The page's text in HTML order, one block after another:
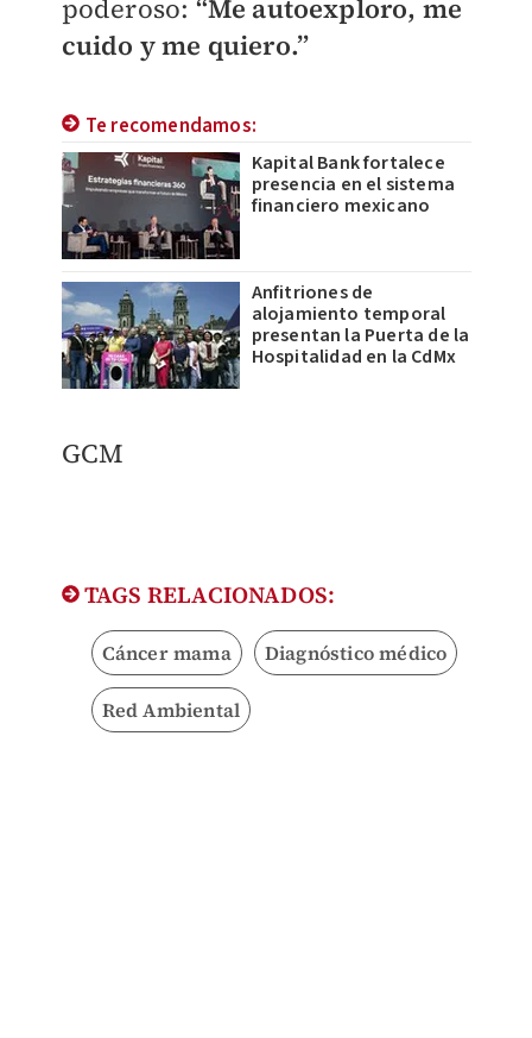
poderoso: “Me autoexploro, me
cuido y me quiero.”
Te recomendamos:
Kapital Bank fortalece
presencia en el sistema
financiero mexicano
Anfitriones de
alojamiento temporal
presentan la Puerta de la
Hospitalidad en la CdMx
​GCM
TAGS RELACIONADOS:
Cáncer mama Diagnóstico médico
Red Ambiental